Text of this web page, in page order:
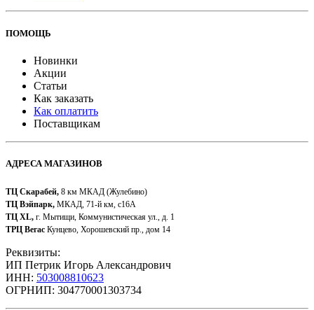
ПОМОЩЬ
Новинки
Акции
Статьи
Как заказать
Как оплатить
Поставщикам
АДРЕСА МАГАЗИНОВ
ТЦ Скарабей, 8 км МКАД (Жулебино)
ТЦ Вэйпарк, МКАД, 71-й км, с16А
ТЦ XL, г. Мытищи, Коммунистическая ул., д. 1
ТРЦ Вегас Кунцево, Хорошевский пр., дом 14
Реквизиты:
ИП Петрик Игорь Александрович
ИНН: 503008810623
ОГРНИП: 304770001303734​